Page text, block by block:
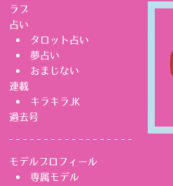
ラブ
占い
タロット占い
夢占い
おまじない
連載
キラキラJK
過去号
モデルプロフィール
専属モデル